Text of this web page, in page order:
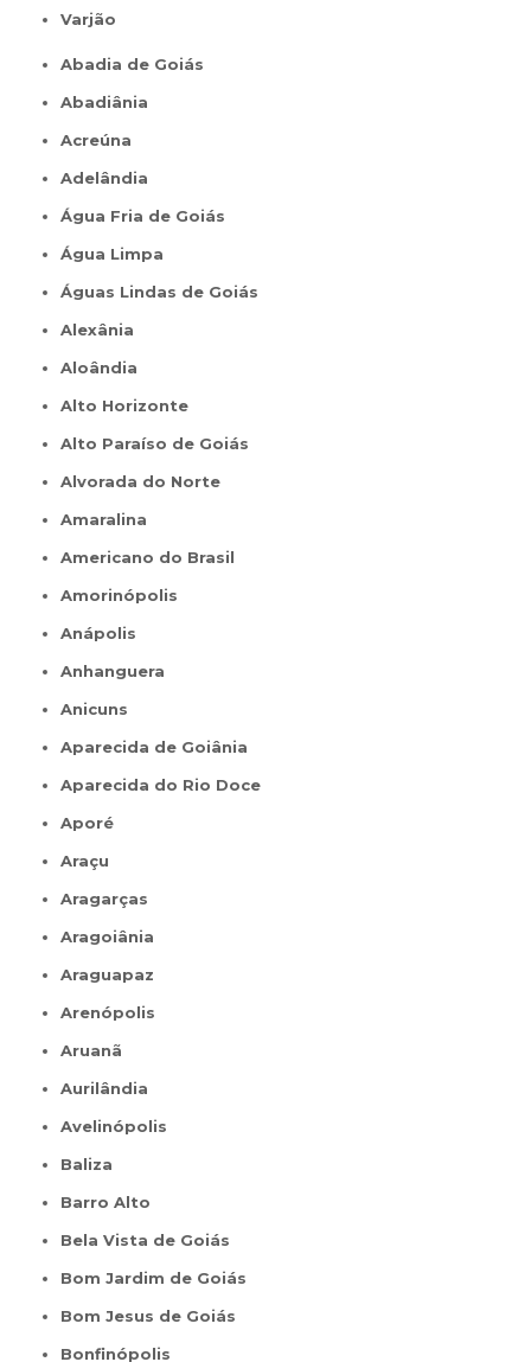
Varjão
Abadia de Goiás
Abadiânia
Acreúna
Adelândia
Água Fria de Goiás
Água Limpa
Águas Lindas de Goiás
Alexânia
Aloândia
Alto Horizonte
Alto Paraíso de Goiás
Alvorada do Norte
Amaralina
Americano do Brasil
Amorinópolis
Anápolis
Anhanguera
Anicuns
Aparecida de Goiânia
Aparecida do Rio Doce
Aporé
Araçu
Aragarças
Aragoiânia
Araguapaz
Arenópolis
Aruanã
Aurilândia
Avelinópolis
Baliza
Barro Alto
Bela Vista de Goiás
Bom Jardim de Goiás
Bom Jesus de Goiás
Bonfinópolis